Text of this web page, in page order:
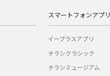
スマートフォンアプリ
イープラスアプリ
チラシクラシック
チラシミュージアム